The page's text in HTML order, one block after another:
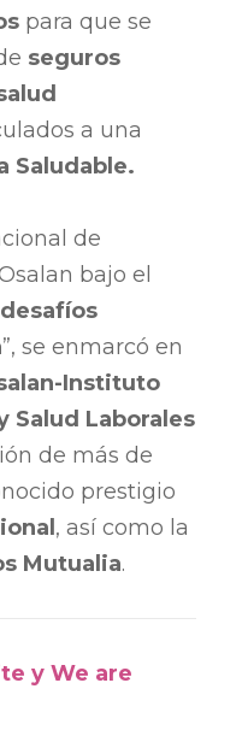
para que se
seguros
a una
Saludable.
de
bajo el
”, se enmarcó en
Instituto
Salud Laborales
de más de
prestigio
, así como la
Mutualia.
y We are